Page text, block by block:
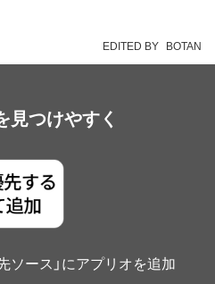
EDITED BY BOTAN
見つけやすく
ソース」にアプリオを追加